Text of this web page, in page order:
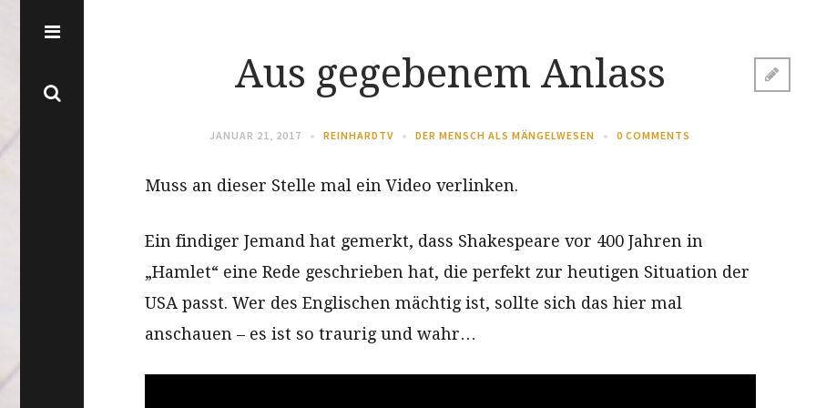
Aus gegebenem Anlass
JANUAR 21, 2017 REINHARDTV DER MENSCH ALS MÄNGELWESEN 0 COMMENTS
Muss an dieser Stelle mal ein Video verlinken.
Ein findiger Jemand hat gemerkt, dass Shakespeare vor 400 Jahren in
„Hamlet“ eine Rede geschrieben hat, die perfekt zur heutigen Situation der
USA passt. Wer des Englischen mächtig ist, sollte sich das hier mal
anschauen – es ist so traurig und wahr…